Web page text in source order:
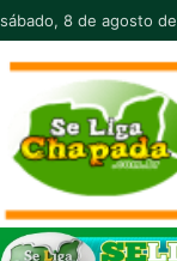
Pular para o
sábado, 8 de agosto